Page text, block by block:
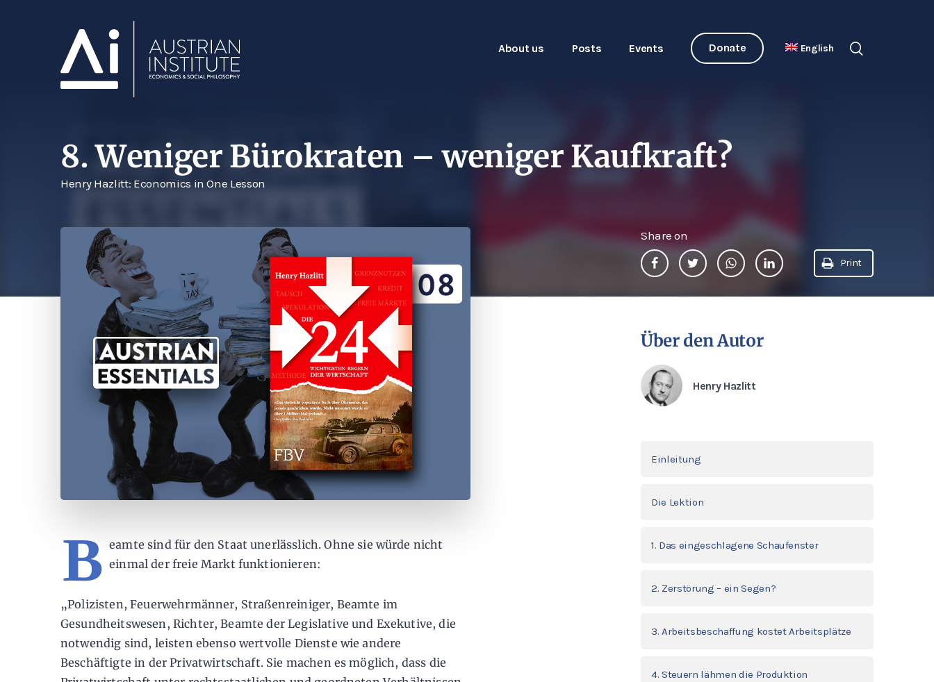
About us Posts Events Donate English
8. Weniger Bürokraten – weniger Kaufkraft?
Henry Hazlitt: Economics in One Lesson
Share on
Print
B eamte sind für den Staat unerlässlich. Ohne sie würde nicht
einmal der freie Markt funktionieren:
„Polizisten, Feuerwehrmänner, Straßenreiniger, Beamte im
Gesundheitswesen, Richter, Beamte der Legislative und Exekutive, die
notwendig sind, leisten ebenso wertvolle Dienste wie andere
Beschäftigte in der Privatwirtschaft. Sie machen es möglich, dass die
Über den Autor
Henry Hazlitt
Einleitung
Die Lektion
1. Das eingeschlagene Schaufenster
2. Zerstörung – ein Segen?
3. Arbeitsbeschaffung kostet Arbeitsplätze
4. Steuern lähmen die Produktion